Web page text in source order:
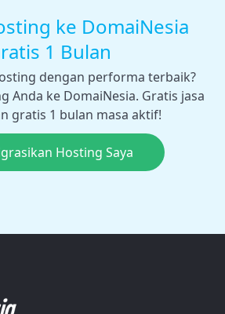
ke DomaiNesia
1 Bulan
dengan performa terbaik?
Anda ke DomaiNesia. Gratis jasa
gratis 1 bulan masa aktif!
Hosting Saya